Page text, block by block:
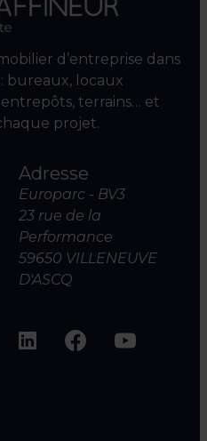
d’entreprise dans
: bureaux, locaux
entrepôts, terrains… et
projet.
Adresse
Europarc - BV3
23 rue de la
Performance
59650 VILLENEUVE
D'ASCQ